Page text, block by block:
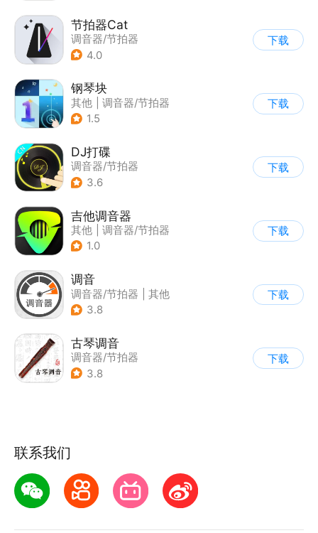
节拍器Cat
调音器/节拍器
4.0
下载
钢琴块
其他
调音器/节拍器
1.5
下载
DJ打碟
调音器/节拍器
| 西洋乐器
3.6
下载
吉他调音器
其他
调音器/节拍器
1.0
下载
调音
调音器/节拍器
其他
3.8
下载
古琴调音
调音器/节拍器
3.8
下载
联系我们